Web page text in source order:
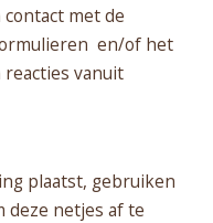
met de
en/of het
vanuit
plaatst, gebruiken
deze netjes af te